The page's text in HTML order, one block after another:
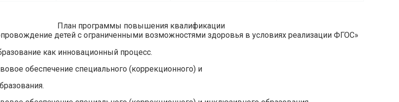
План программы повышения квалификации
детей с ограниченными возможностями здоровья в условиях реализации ФГОС»
как инновационный процесс.
обеспечение специального (коррекционного) и